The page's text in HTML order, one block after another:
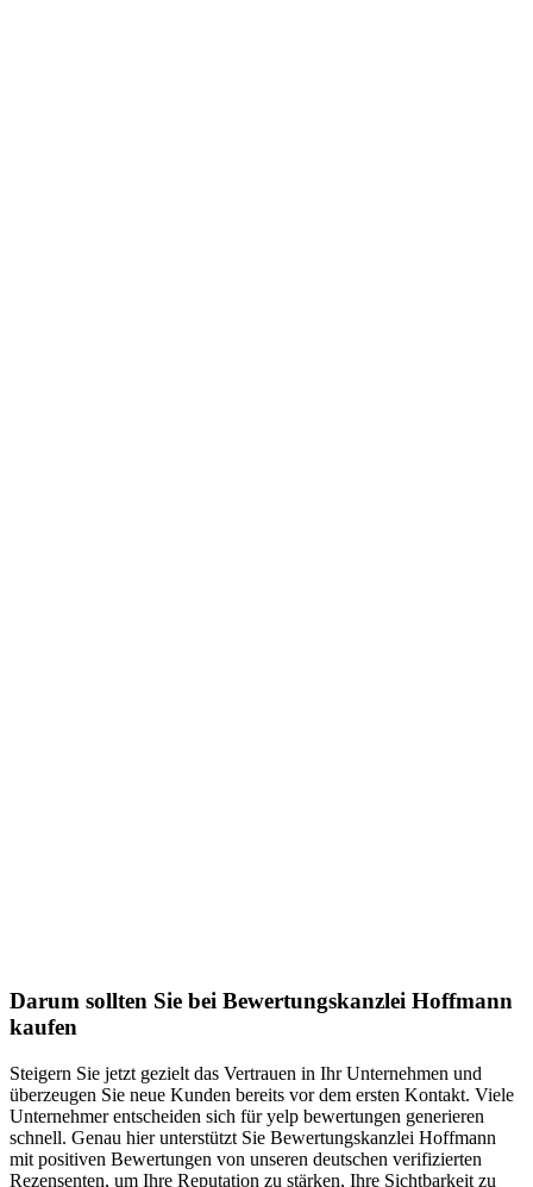
Darum sollten Sie bei Bewertungskanzlei Hoffmann
kaufen
Steigern Sie jetzt gezielt das Vertrauen in Ihr Unternehmen und
überzeugen Sie neue Kunden bereits vor dem ersten Kontakt. Viele
Unternehmer entscheiden sich für yelp bewertungen generieren
schnell. Genau hier unterstützt Sie Bewertungskanzlei Hoffmann
mit positiven Bewertungen von unseren deutschen verifizierten
Rezensenten, um Ihre Reputation zu stärken, Ihre Sichtbarkeit zu